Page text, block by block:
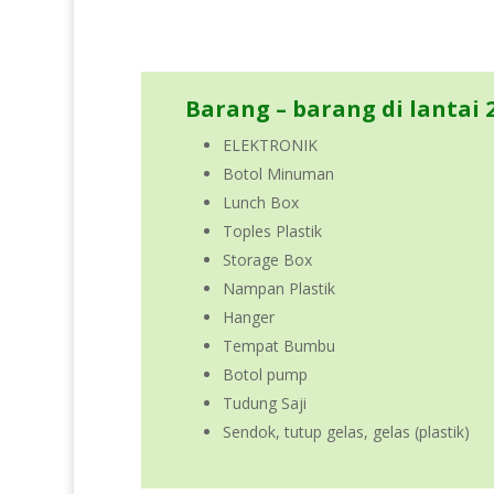
Barang – barang di lantai
ELEKTRONIK
Botol Minuman
Lunch Box
Toples Plastik
Storage Box
Nampan Plastik
Hanger
Tempat Bumbu
Botol pump
Tudung Saji
Sendok, tutup gelas, gelas (plastik)